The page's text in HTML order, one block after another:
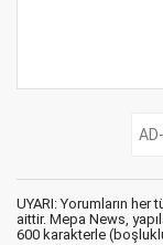
UYARI: Yorumların
aittir. Mepa News,
600 karakterle